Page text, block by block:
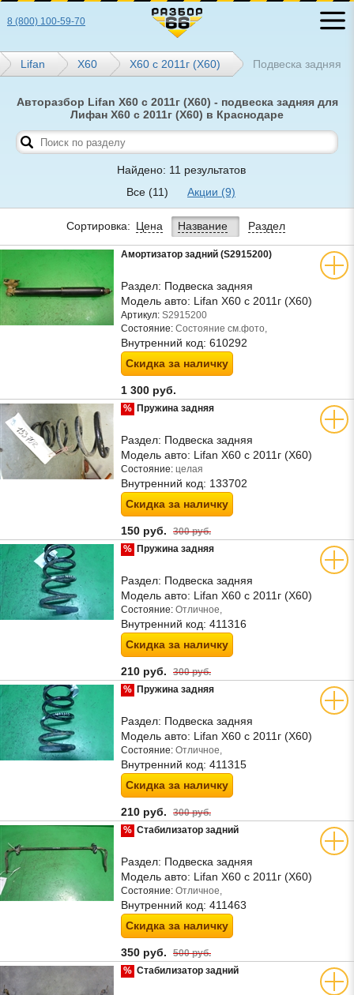
8 (800) 100-59-70
Lifan Х60 X60 с 2011г (Х60) Подвеска задняя
Авторазбор Lifan X60 с 2011г (Х60) - подвеска задняя для
Лифан X60 с 2011г (Х60) в Краснодаре
Найдено: 11 результатов
Все (11) Акции (9)
Сортировка: Цена Название Раздел
Амортизатор задний (S2915200)
Раздел: Подвеска задняя
Модель авто: Lifan X60 с 2011г (Х60)
Артикул: S2915200
Состояние: Состояние см.фото,
Внутренний код: 610292
Скидка за наличку
1 300 руб.
% Пружина задняя
Раздел: Подвеска задняя
Модель авто: Lifan X60 с 2011г (Х60)
Состояние: целая
Внутренний код: 133702
Скидка за наличку
150 руб. 300 руб.
% Пружина задняя
Раздел: Подвеска задняя
Модель авто: Lifan X60 с 2011г (Х60)
Состояние: Отличное,
Внутренний код: 411316
Скидка за наличку
210 руб. 300 руб.
% Пружина задняя
Раздел: Подвеска задняя
Модель авто: Lifan X60 с 2011г (Х60)
Состояние: Отличное,
Внутренний код: 411315
Скидка за наличку
210 руб. 300 руб.
% Стабилизатор задний
Раздел: Подвеска задняя
Модель авто: Lifan X60 с 2011г (Х60)
Состояние: Отличное,
Внутренний код: 411463
Скидка за наличку
350 руб. 500 руб.
% Стабилизатор задний